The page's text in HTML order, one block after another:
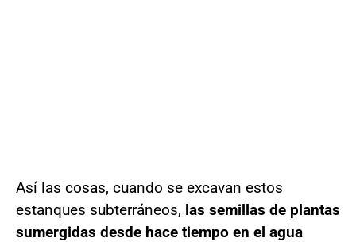
Así las cosas, cuando se excavan estos
estanques subterráneos, las semillas de plantas
sumergidas desde hace tiempo en el agua